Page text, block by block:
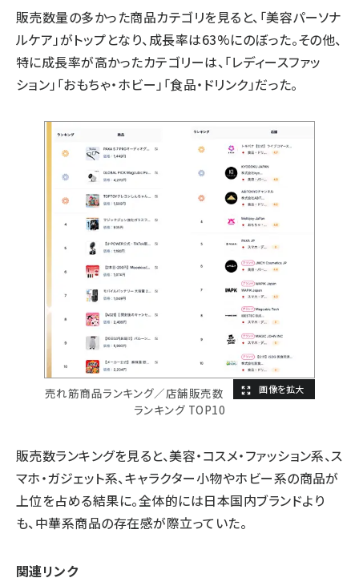
販売数量の多かった商品カテゴリを見ると、「美容パーソナ
ルケア」がトップとなり、成長率は63%にのぼった。その他、
特に成長率が高かったカテゴリーは、「レディースファッ
ション」「おもちゃ・ホビー」「食品・ドリンク」だった。
売れ筋商品ランキング／店舗販売数
ランキング TOP10
販売数ランキングを見ると、美容・コスメ・ファッション系、ス
マホ・ガジェット系、キャラクター小物やホビー系の商品が
上位を占める結果に。全体的には日本国内ブランドより
も、中華系商品の存在感が際立っていた。
関連リンク